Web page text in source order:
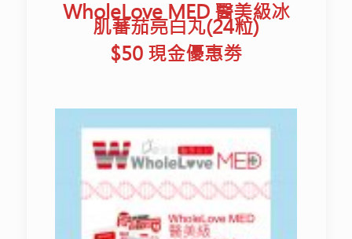
WholeLove MED 醫美級冰
肌蕃茄亮白丸(24粒)
$50 現金優惠劵